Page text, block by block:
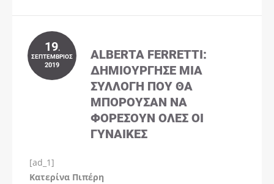
19.
ΣΕΠΤΈΜΒΡΙΟΣ
2019
ALBERTA FERRETTI:
ΔΗΜΙΟΎΡΓΗΣΕ ΜΊΑ
ΣΥΛΛΟΓΉ ΠΟΥ ΘΑ
ΜΠΟΡΟΎΣΑΝ ΝΑ
ΦΟΡΈΣΟΥΝ ΌΛΕΣ ΟΙ
ΓΥΝΑΊΚΕΣ
[ad_1]
Kατερίνα Πιπέρη